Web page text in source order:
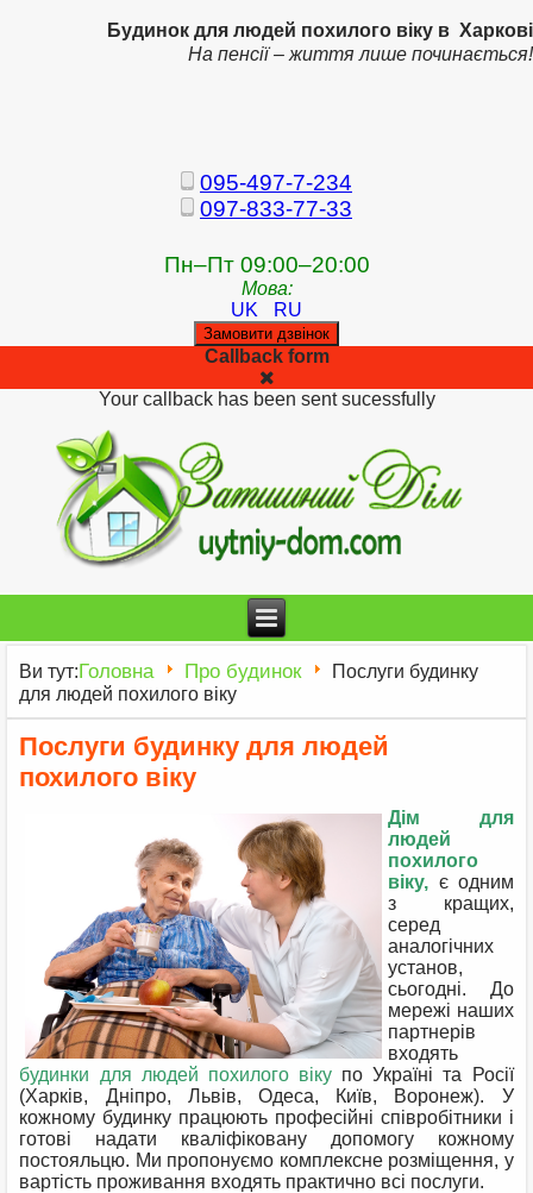
Будинок для людей похилого віку в Харкові
На пенсії – життя лише починається!
095-497-7-234
097-833-77-33
Пн–Пт 09:00–20:00
Мова:
UK
RU
Замовити дзвінок
Callback form
Your callback has been sent sucessfully
Ви тут:Головна Про будинок
Послуги будинку
для людей похилого віку
Послуги будинку для людей
похилого віку
Дім для
людей
похилого
віку, є одним
з кращих,
серед
аналогічних
установ,
сьогодні. До
мережі наших
партнерів
входять
будинки для людей похилого віку по Україні та Росії
(Харків, Дніпро, Львів, Одеса, Київ, Воронеж). У
кожному будинку працюють професійні співробітники і
готові надати кваліфіковану допомогу кожному
постояльцю. Ми пропонуємо комплексне розміщення, у
вартість проживання входять практично всі послуги.